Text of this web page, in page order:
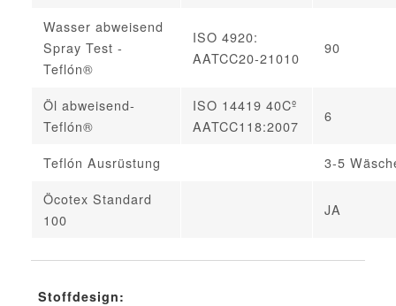
Wasser abweisend
Spray Test -
Teflón®
ISO 4920:
AATCC20-21010
90
Öl abweisend-
Teflón®
ISO 14419 40Cº
AATCC118:2007
6
Teflón Ausrüstung
3-5
Öcotex Standard
100
JA
Stoffdesign: